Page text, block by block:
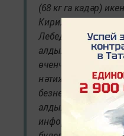
(68 кг га кадәр)
Кирилл Чуркин (85
Лебедев (85 кг
алдылар. Гер
өченче булдылар.
нәтиҗәләре
безнең егетләр
алдылар, — дип
информ» га